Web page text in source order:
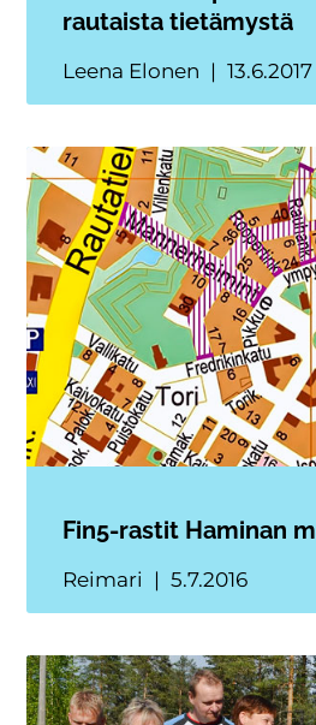
rautaista tietämystä
Leena Elonen 13.6.2017
Fin5-rastit Haminan
Reimari 5.7.2016